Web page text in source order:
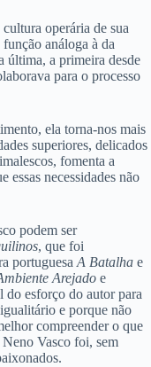
operária de sua
análoga à da
última, a primeira desde
para o processo
ela torna-nos mais
superiores, delicados
fomenta a
essas necessidades não
podem ser
, que foi
portuguesa A Batalha e
Arejado e
do esforço do autor para
e porque não
compreender o que
Vasco foi, sem